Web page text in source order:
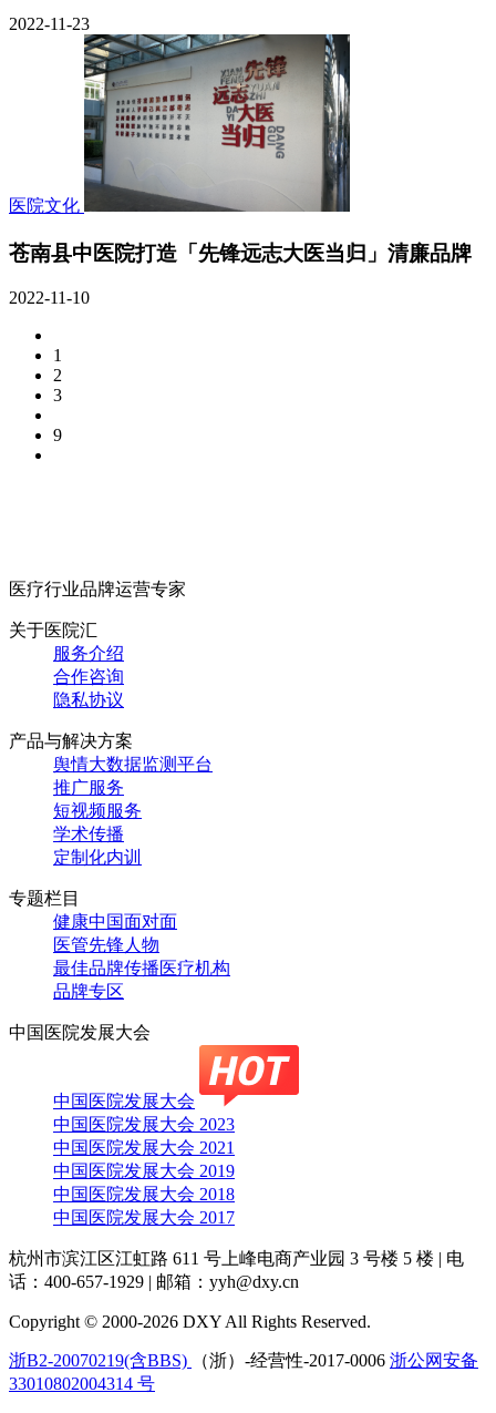
2022-11-23
医院文化
苍南县中医院打造「先锋远志大医当归」清廉品牌
2022-11-10
1
2
3
9
医疗行业品牌运营专家
关于医院汇
服务介绍
合作咨询
隐私协议
产品与解决方案
舆情大数据监测平台
推广服务
短视频服务
学术传播
定制化内训
专题栏目
健康中国面对面
医管先锋人物
最佳品牌传播医疗机构
品牌专区
中国医院发展大会
中国医院发展大会
中国医院发展大会 2023
中国医院发展大会 2021
中国医院发展大会 2019
中国医院发展大会 2018
中国医院发展大会 2017
杭州市滨江区江虹路 611 号上峰电商产业园 3 号楼 5 楼
电
话：400-657-1929
邮箱：yyh@dxy.cn
Copyright © 2000-2026 DXY All Rights Reserved.
浙B2-20070219(含BBS) （浙）-经营性-2017-0006 浙公网安备
33010802004314 号